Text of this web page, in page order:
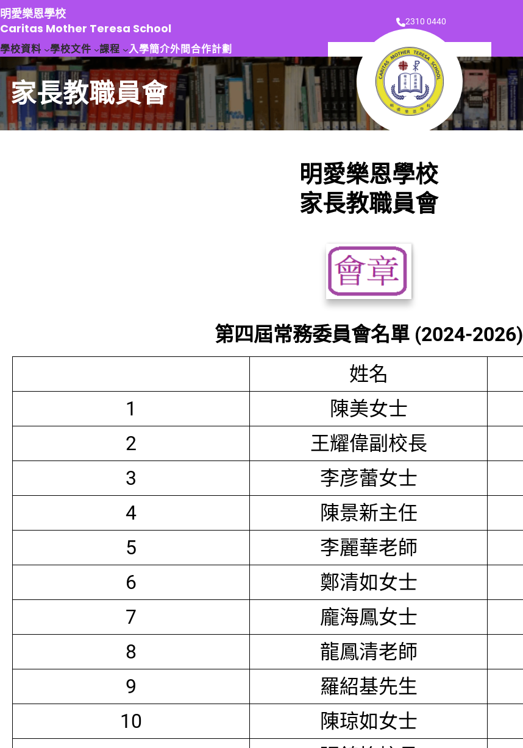
跳
至
主
要
容
明愛樂恩學校
Caritas Mother Teresa School
2310 0440
學校資料 學校文件 課程 入學簡介外間合作計劃
家長教職員會
明愛樂恩學校
家長教職員會
第四屆常務委員會名單 (2024-2026)
姓名
1
陳美女士
2
王耀偉副校長
3
李彦蕾女士
4
陳景新主任
5
李麗華老師
6
鄭清如女士
7
龐海鳳女士
8
龍鳳清老師
9
羅紹基先生
10
陳琼如女士